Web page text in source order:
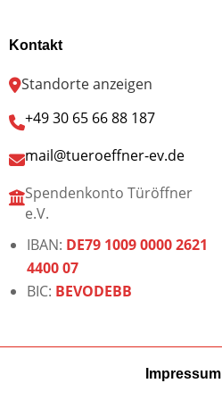
Kontakt
Standorte anzeigen
+49 30 65 66 88 187
mail@tueroeffner-ev.de
Spendenkonto Türöffner
e.V.
IBAN: DE79 1009 0000 2621
4400 07
BIC: BEVODEBB
Impressum